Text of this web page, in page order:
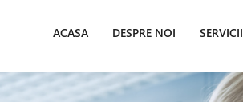
ACASA DESPRE NOI SERVICII